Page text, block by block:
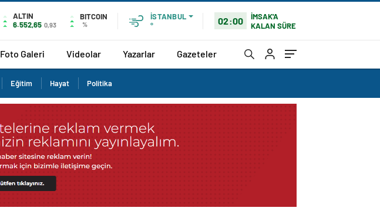
ALTIN
6.552,65 0,93
BITCOIN
%
İSTANBUL
°
02:00
İMSAK'A
KALAN SÜRE
Foto Galeri Videolar Yazarlar Gazeteler
Eğitim Hayat Politika